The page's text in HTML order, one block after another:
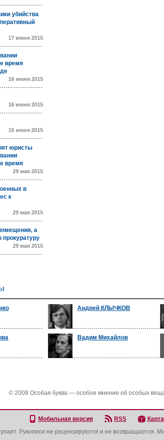
убийства
17 июня 2015
время
16 июня 2015
16 июня 2015
16 июня 2015
юристы
время
29 мая 2015
в
к
29 мая 2015
а
прокуратуру
29 мая 2015
Андрей КЛЫЧКОВ
Вадим Михайлов
© 2008 Особая буква — особое мнение об особых
Мобильная версия RSS
Рукописи не рецензируются и не возвращаются.